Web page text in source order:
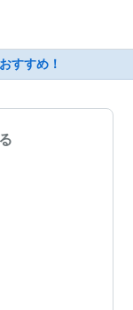
すすめ！